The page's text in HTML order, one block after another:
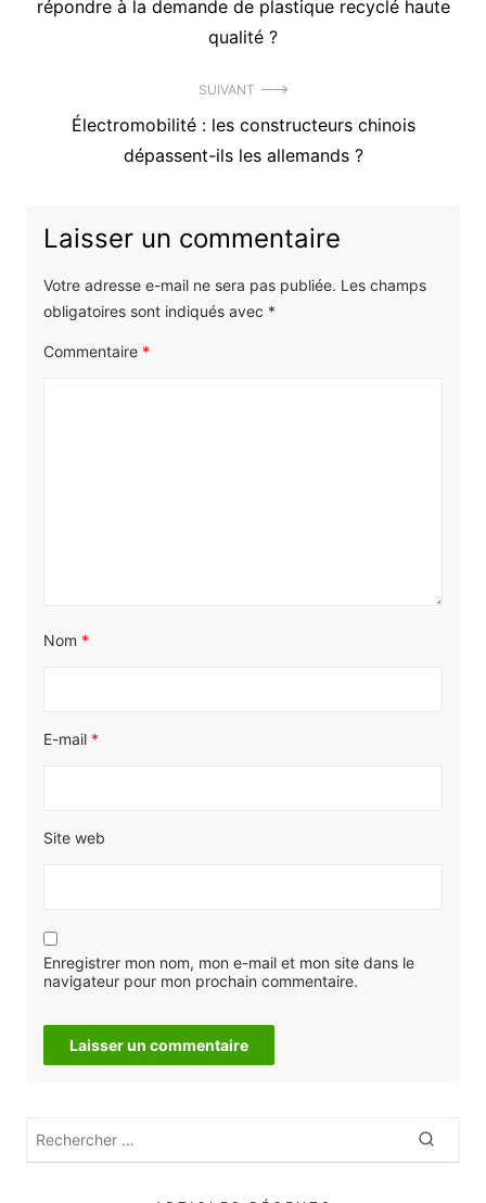
l’article
article
répondre à la demande de plastique recyclé haute
qualité ?
SUIVANT
ArticleÉlectromobilité : les constructeurs chinois
dépassent-ils les allemands ?
Laisser un commentaire
Votre adresse e-mail ne sera pas publiée. Les champs
obligatoires sont indiqués avec *
Commentaire *
Nom *
E-mail *
Site web
Enregistrer mon nom, mon e-mail et mon site dans le
navigateur pour mon prochain commentaire.
Rechercher
: